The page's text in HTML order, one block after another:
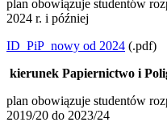
plan obowiązuje studentów
2024 r. i później
ID_PiP_nowy od 2024 (.pdf)
kierunek Papiernictwo i
plan obowiązuje studentów
2019/20 do 2023/24